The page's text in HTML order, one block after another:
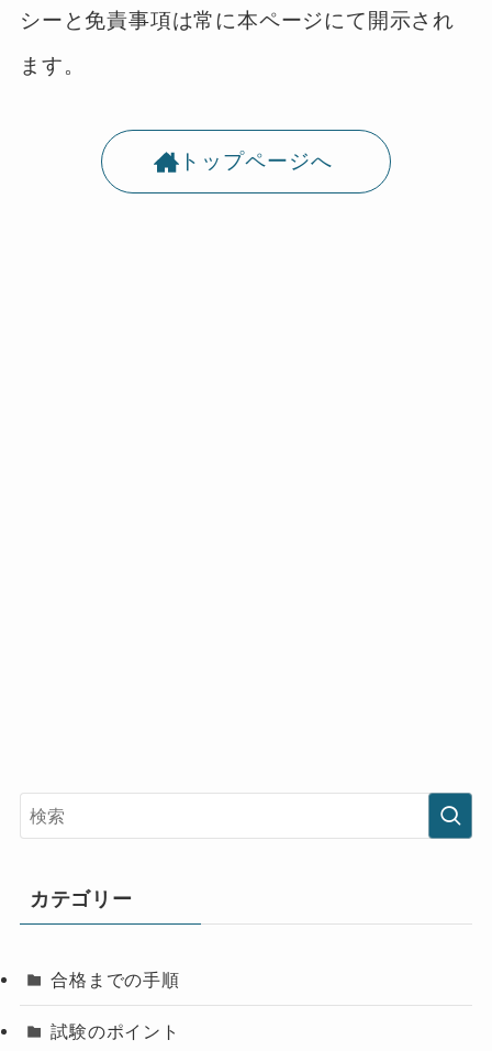
シーと免責事項は常に本ページにて開示され
ます。
トップページへ
カテゴリー
合格までの手順
試験のポイント